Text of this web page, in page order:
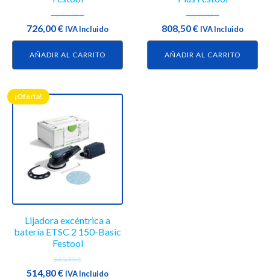
1.285,18€
El
precio
original
era:
1.285,18 €.
726,00€El
precio
actual
es:
IVA Incluido
AÑADIR AL CARRITO
1.391,48€
El
precio
original
era:
808,50€El
precio
actual
es:
IVA Incluido
AÑADIR AL CARRITO
¡Oferta!
Lijadora excéntrica a
batería ETSC 2 150-Basic
Festool
885,79€
El
514,80€ElIVA Incluido